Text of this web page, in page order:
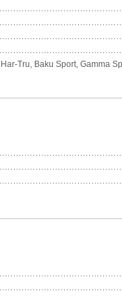
Tru, Baku Sport, Gamma